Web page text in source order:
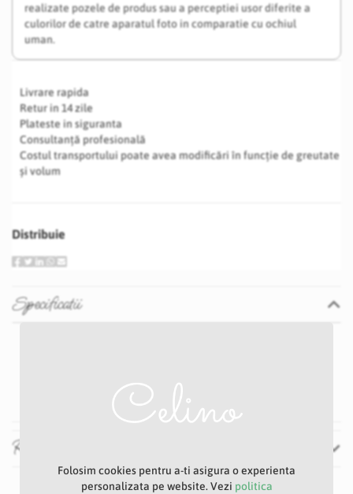
realizate pozele de produs sau a perceptiei usor diferite a
culorilor de catre aparatul foto in comparatie cu ochiul
uman.
Livrare rapida
Retur in 14 zile
Plateste in siguranta
Consultanță profesională
Costul transportului poate avea modificări în funcție de greutate
și volum
Distribuie
Specificatii
Recenzii
Folosim cookies pentru a-ti asigura o experienta
personalizata pe website. Vezi politica